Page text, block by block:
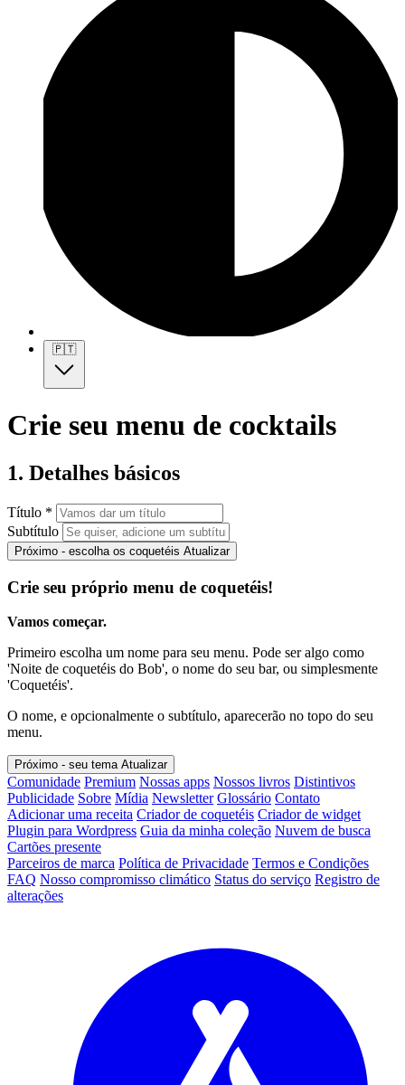
🇵🇹
Crie seu menu de cocktails
1. Detalhes básicos
Título *
Subtítulo
Próximo - escolha os coquetéis Atualizar
Crie seu próprio menu de coquetéis!
Vamos começar.
Primeiro escolha um nome para seu menu. Pode ser algo como
'Noite de coquetéis do Bob', o nome do seu bar, ou simplesmente
'Coquetéis'.
O nome, e opcionalmente o subtítulo, aparecerão no topo do seu
menu.
Próximo - seu tema Atualizar
Comunidade Premium Nossas apps Nossos livros Distintivos
Publicidade Sobre Mídia Newsletter Glossário Contato
Adicionar uma receita Criador de coquetéis Criador de widget
Plugin para Wordpress Guia da minha coleção Nuvem de busca
Cartões presente
Parceiros de marca Política de Privacidade Termos e Condições
FAQ Nosso compromisso climático Status do serviço Registro de
alterações